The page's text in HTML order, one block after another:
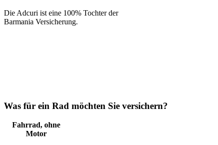
Die Adcuri ist eine 100% Tochter der
Barmania Versicherung.
Was für ein Rad möchten Sie versichern?
Fahrrad, ohne
Motor